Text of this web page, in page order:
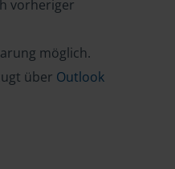
vorheriger
möglich.
über Outlook